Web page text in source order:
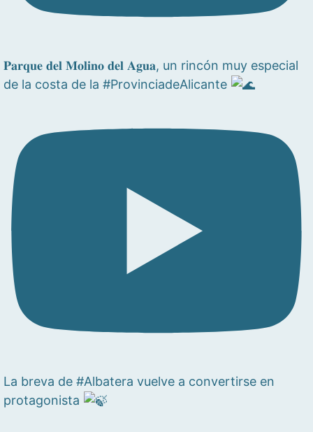
𝐏𝐚𝐫𝐪𝐮𝐞 𝐝𝐞𝐥 𝐌𝐨𝐥𝐢𝐧𝐨 𝐝𝐞𝐥 𝐀𝐠𝐮𝐚, un rincón muy especial
de la costa de la #ProvinciadeAlicante
La breva de #Albatera vuelve a convertirse en
protagonista